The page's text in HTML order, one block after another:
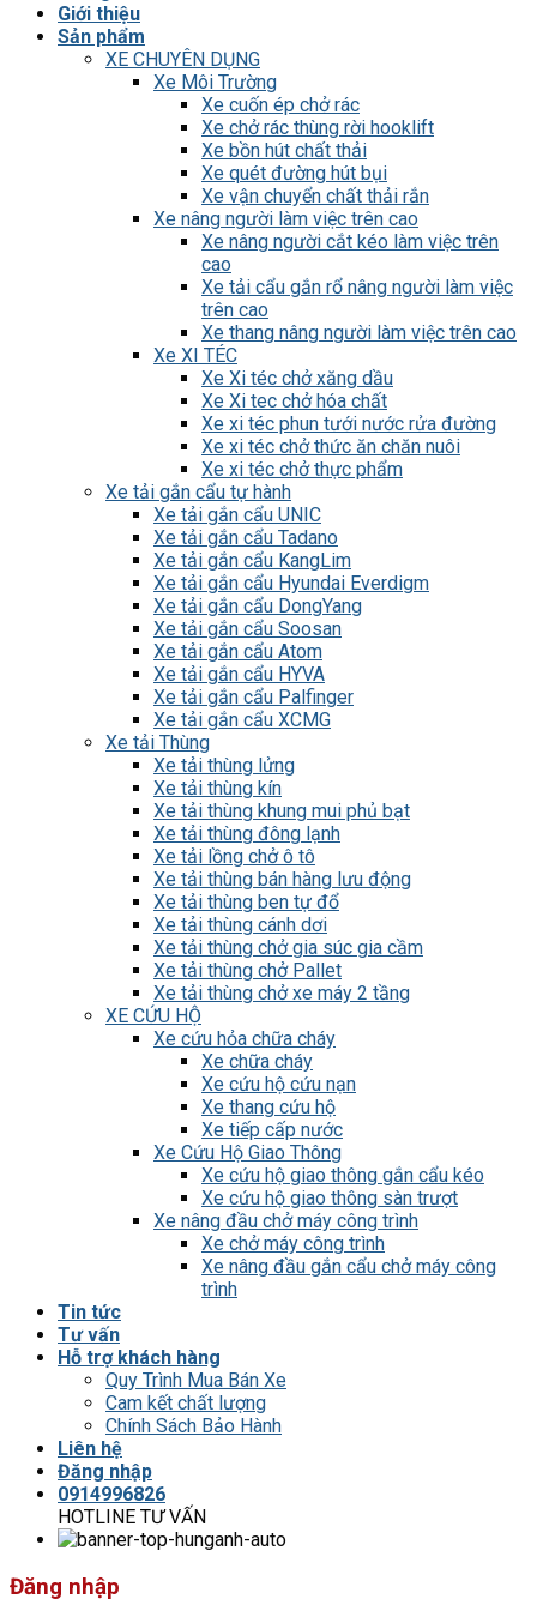
Giới thiệu
Sản phẩm
XE CHUYÊN DỤNG
Xe Môi Trường
Xe cuốn ép chở rác
Xe chở rác thùng rời hooklift
Xe bồn hút chất thải
Xe quét đường hút bụi
Xe vận chuyển chất thải rắn
Xe nâng người làm việc trên cao
Xe nâng người cắt kéo làm việc trên
cao
Xe tải cẩu gắn rổ nâng người làm việc
trên cao
Xe thang nâng người làm việc trên cao
Xe XI TÉC
Xe Xi téc chở xăng dầu
Xe Xi tec chở hóa chất
Xe xi téc phun tưới nước rửa đường
Xe xi téc chở thức ăn chăn nuôi
Xe xi téc chở thực phẩm
Xe tải gắn cẩu tự hành
Xe tải gắn cẩu UNIC
Xe tải gắn cẩu Tadano
Xe tải gắn cẩu KangLim
Xe tải gắn cẩu Hyundai Everdigm
Xe tải gắn cẩu DongYang
Xe tải gắn cẩu Soosan
Xe tải gắn cẩu Atom
Xe tải gắn cẩu HYVA
Xe tải gắn cẩu Palfinger
Xe tải gắn cẩu XCMG
Xe tải Thùng
Xe tải thùng lửng
Xe tải thùng kín
Xe tải thùng khung mui phủ bạt
Xe tải thùng đông lạnh
Xe tải lồng chở ô tô
Xe tải thùng bán hàng lưu động
Xe tải thùng ben tự đổ
Xe tải thùng cánh dơi
Xe tải thùng chở gia súc gia cầm
Xe tải thùng chở Pallet
Xe tải thùng chở xe máy 2 tầng
XE CỨU HỘ
Xe cứu hỏa chữa cháy
Xe chữa cháy
Xe cứu hộ cứu nạn
Xe thang cứu hộ
Xe tiếp cấp nước
Xe Cứu Hộ Giao Thông
Xe cứu hộ giao thông gắn cẩu kéo
Xe cứu hộ giao thông sàn trượt
Xe nâng đầu chở máy công trình
Xe chở máy công trình
Xe nâng đầu gắn cẩu chở máy công
trình
Tin tức
Tư vấn
Hỗ trợ khách hàng
Quy Trình Mua Bán Xe
Cam kết chất lượng
Chính Sách Bảo Hành
Liên hệ
Đăng nhập
0914996826
HOTLINE TƯ VẤN
Đăng nhập